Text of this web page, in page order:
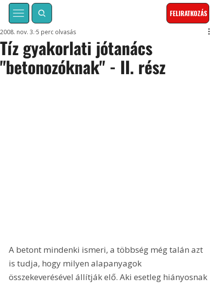
FELIRATKOZÁS
Tíz gyakorlati jótanács
"betonozóknak" - II. rész
2008. nov. 3. 5 perc olvasás
A betont mindenki ismeri, a többség még talán azt
is tudja, hogy milyen alapanyagok
összekeverésével állítják elő. Aki esetleg hiányosnak